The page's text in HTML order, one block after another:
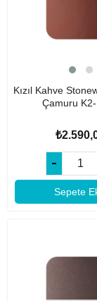
Kızıl Kahve
Çamuru
Sepete